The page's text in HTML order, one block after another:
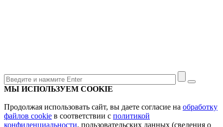
МЫ ИСПОЛЬЗУЕМ COOKIE
Продолжая использовать сайт, вы даете согласие на обработку
файлов cookie в соответствии с политикой
конфиденциальности, пользовательских данных (сведения о